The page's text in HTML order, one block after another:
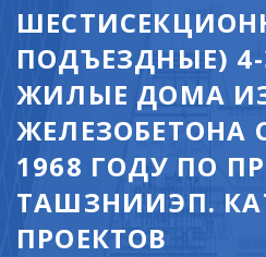
ПОДЪЕЗДНЫЕ)
ЖИЛЫЕ ДОМА
ЖЕЛЕЗОБЕТОНА
1968 ГОДУ ПО
ТАШЗНИИЭП.
ПРОЕКТОВ